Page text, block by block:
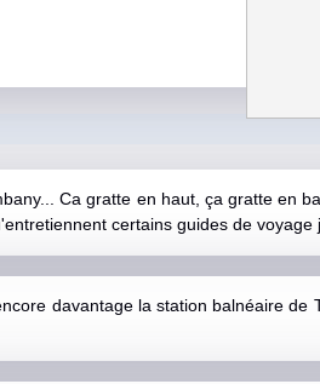
Ca gratte en haut, ça gratte en
certains guides de voyage
davantage la station balnéaire de